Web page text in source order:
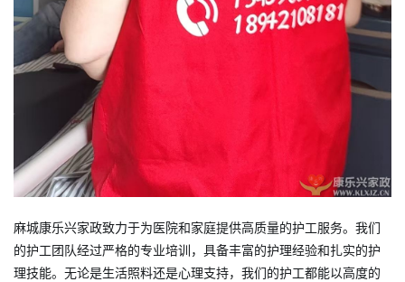
麻城康乐兴家政致力于为医院和家庭提供高质量的护工服务。我们
的护工团队经过严格的专业培训，具备丰富的护理经验和扎实的护
理技能。无论是生活照料还是心理支持，我们的护工都能以高度的